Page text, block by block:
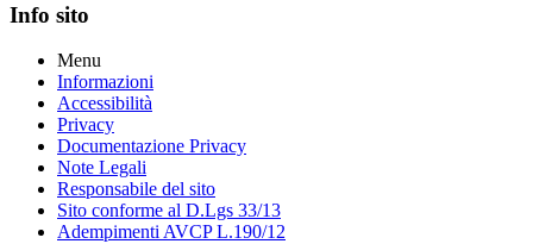
Info sito
Menu
Informazioni
Accessibilità
Privacy
Documentazione Privacy
Note Legali
Responsabile del sito
Sito conforme al D.Lgs 33/13
Adempimenti AVCP L.190/12